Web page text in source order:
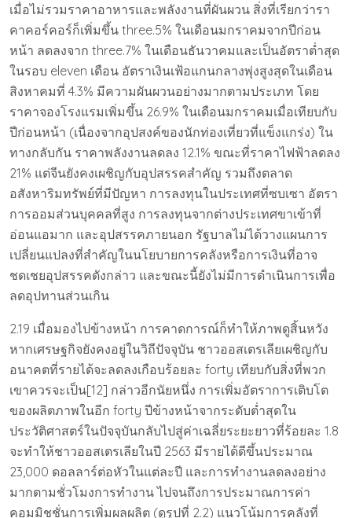
เมื่อไม่รวมราคาอาหารและพลังงานที่ผันผวน สิ่งที่เรียกว่ารา
คาคอร์คอร์ก็เพิ่มขึ้น three.5% ในเดือนมกราคมจากปีก่อน
หน้า ลดลงจาก three.7% ในเดือนธันวาคมและเป็นอัตราต่ำสุด
ในรอบ eleven เดือน อัตราเงินเฟ้อแกนกลางพุ่งสูงสุดในเดือน
สิงหาคมที่ 4.3% มีความผันผวนอย่างมากตามประเภท โดย
ราคาจองโรงแรมเพิ่มขึ้น 26.9% ในเดือนมกราคมเมื่อเทียบกับ
ปีก่อนหน้า (เนื่องจากอุปสงค์ของนักท่องเที่ยวที่แข็งแกร่ง) ใน
ทางกลับกัน ราคาพลังงานลดลง 12.1% ขณะที่ราคาไฟฟ้าลดลง
21% แต่จีนยังคงเผชิญกับอุปสรรคสำคัญ รวมถึงตลาด
อสังหาริมทรัพย์ที่มีปัญหา การลงทุนในประเทศที่ซบเซา อัตรา
การออมส่วนบุคคลที่สูง การลงทุนจากต่างประเทศขาเข้าที่
อ่อนแอมาก และอุปสรรคภายนอก รัฐบาลไม่ได้วางแผนการ
เปลี่ยนแปลงที่สำคัญในนโยบายการคลังหรือการเงินที่อาจ
ชดเชยอุปสรรคดังกล่าว และขณะนี้ยังไม่มีการดำเนินการเพื่อ
ลดอุปทานส่วนเกิน
2.19 เมื่อมองไปข้างหน้า การคาดการณ์ก็ทำให้ภาพดูสิ้นหวัง
หากเศรษฐกิจยังคงอยู่ในวิถีปัจจุบัน ชาวออสเตรเลียเผชิญกับ
อนาคตที่รายได้จะลดลงเกือบร้อยละ forty เทียบกับสิ่งที่พวก
เขาควรจะเป็น[12] กล่าวอีกนัยหนึ่ง การเพิ่มอัตราการเติบโต
ของผลิตภาพในอีก forty ปีข้างหน้าจากระดับต่ำสุดใน
ประวัติศาสตร์ในปัจจุบันกลับไปสู่ค่าเฉลี่ยระยะยาวที่ร้อยละ 1.8
จะทำให้ชาวออสเตรเลียในปี 2563 มีรายได้ดีขึ้นประมาณ
23,000 ดอลลาร์ต่อหัวในแต่ละปี และการทำงานลดลงอย่าง
มากตามชั่วโมงการทำงาน ไปจนถึงการประมาณการค่า
คอมมิชชั่นการเพิ่มผลผลิต (ดูรูปที่ 2.2) แนวโน้มการคลังที่